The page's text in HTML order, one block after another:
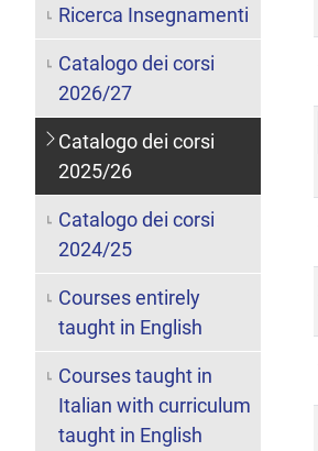
Ricerca Insegnamenti
Catalogo dei corsi
2026/27
Catalogo dei corsi
2025/26
Catalogo dei corsi
2024/25
Courses entirely
taught in English
Courses taught in
Italian with curriculum
taught in English